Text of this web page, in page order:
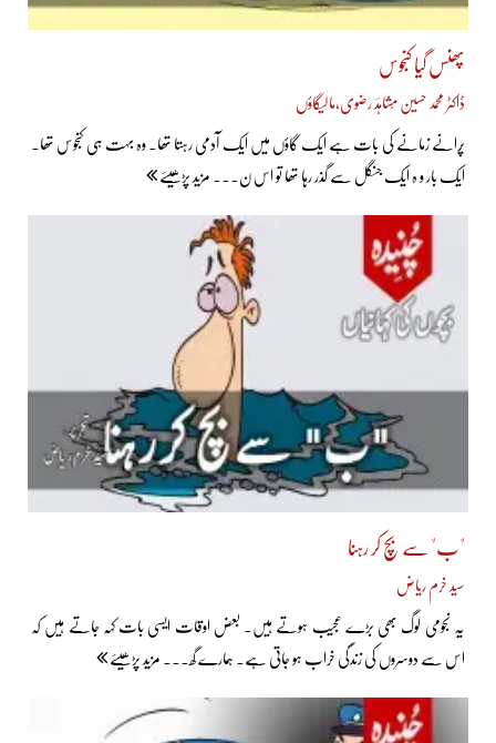
پھنس گیا کنجوس
ڈاکٹر محمد حسین مُشاہدؔ رضوی،مالیگاؤں
پُرانے زمانے کی بات ہے ایک گاؤں میں ایک آدمی رہتا تھا۔ وہ بہت ہی کنجوس تھا۔
ایک بار و ہ ایک جنگل سے گذر رہا تھا تو اس ن... مزید پڑھیئے
"ب" سے بچ کر رہنا
سید خرم ریاض
یہ نجومی لوگ بھی بڑے عجیب ہوتے ہیں۔ بعض اوقات ایسی بات کہہ جاتے ہیں کہ
اس سے دوسروں کی زندگی خراب ہو جاتی ہے۔ ہمارے گھ... مزید پڑھیئے